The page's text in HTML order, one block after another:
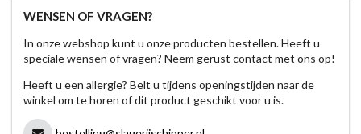
WENSEN OF VRAGEN?
In onze webshop kunt u onze producten bestellen. Heeft u
speciale wensen of vragen? Neem gerust contact met ons op!
Heeft u een allergie? Belt u tijdens openingstijden naar de
winkel om te horen of dit product geschikt voor u is.